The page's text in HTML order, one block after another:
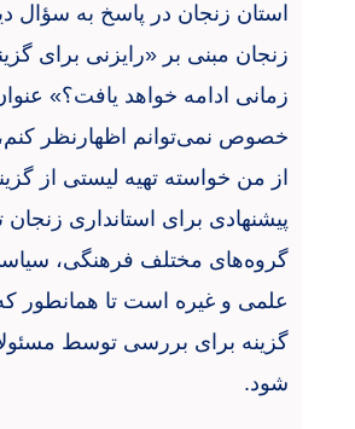
استان زنجان در پاسخ به سؤال
زنجان مبنی بر «رایزنی برای
زمانی ادامه خواهد یافت؟»
خصوص نمی‌توانم اظهارنظر
از من خواسته تهیه لیستی از
پیشنهادی برای استانداری
گروه‌های مختلف فرهنگی،
گزینه برای بررسی توسط
شود.